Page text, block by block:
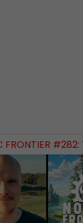
FRONTIER #282: